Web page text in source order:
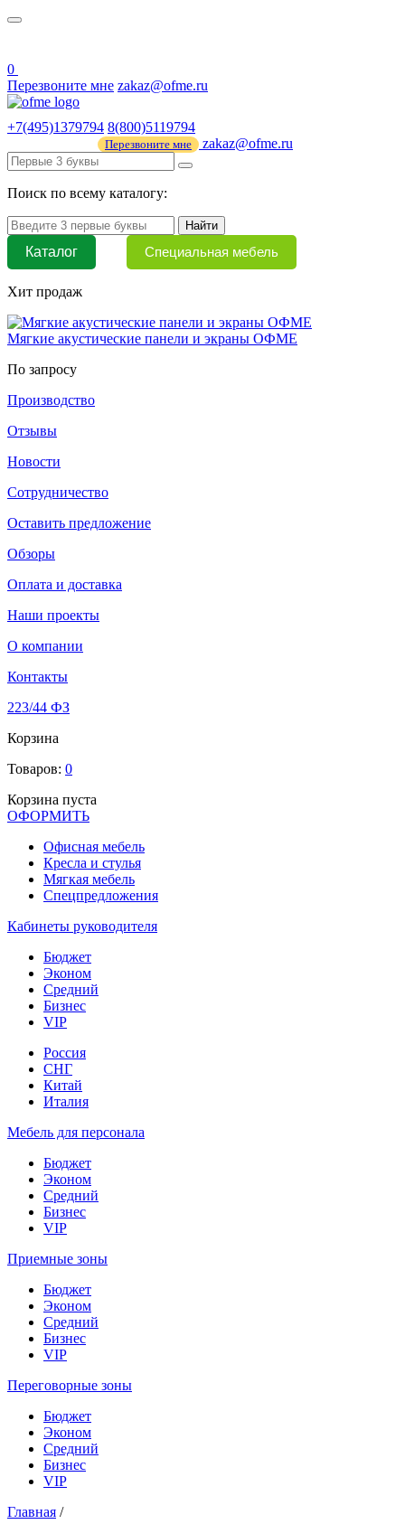
0
Перезвоните мне zakaz@ofme.ru
+7(495)1379794 8(800)5119794
Перезвоните мне zakaz@ofme.ru
Поиск по всему каталогу:
Найти
Каталог Специальная мебель
Хит продаж
Мягкие акустические панели и экраны ОФМЕ
По запросу
Производство
Отзывы
Новости
Сотрудничество
Оставить предложение
Обзоры
Оплата и доставка
Наши проекты
О компании
Контакты
223/44 ФЗ
Корзина
Товаров: 0
Корзина пуста
ОФОРМИТЬ
Офиcная мебель
Кресла и стулья
Мягкая мебель
Спецпредложения
Кабинеты руководителя
Бюджет
Эконом
Средний
Бизнес
VIP
Россия
СНГ
Китай
Италия
Мебель для персонала
Бюджет
Эконом
Средний
Бизнес
VIP
Приемные зоны
Бюджет
Эконом
Средний
Бизнес
VIP
Переговорные зоны
Бюджет
Эконом
Средний
Бизнес
VIP
Главная /